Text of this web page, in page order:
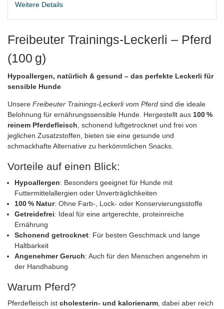
Weitere Details
Freibeuter Trainings-Leckerli – Pferd
(100 g)
Hypoallergen, natürlich & gesund – das perfekte Leckerli für
sensible Hunde
Unsere Freibeuter Trainings-Leckerli vom Pferd sind die ideale
Belohnung für ernährungssensible Hunde. Hergestellt aus 100 %
reinem Pferdefleisch , schonend luftgetrocknet und frei von
jeglichen Zusatzstoffen, bieten sie eine gesunde und
schmackhafte Alternative zu herkömmlichen Snacks.
Vorteile auf einen Blick:
Hypoallergen: Besonders geeignet für Hunde mit
Futtermittelallergien oder Unverträglichkeiten
100 % Natur: Ohne Farb-, Lock- oder Konservierungsstoffe
Getreidefrei: Ideal für eine artgerechte, proteinreiche
Ernährung
Schonend getrocknet: Für besten Geschmack und lange
Haltbarkeit
Angenehmer Geruch: Auch für den Menschen angenehm in
der Handhabung
Warum Pferd?
Pferdefleisch ist cholesterin- und kalorienarm , dabei aber reich